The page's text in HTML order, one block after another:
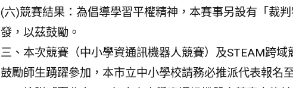
(六)競賽結果：為倡導學習平權精神，本賽事另設有「裁
發，以茲鼓勵。
三、本次競賽（中小學資通訊機器人競賽）及STEAM跨
鼓勵師生踴躍參加，本市立中小學校請務必推派代表報名